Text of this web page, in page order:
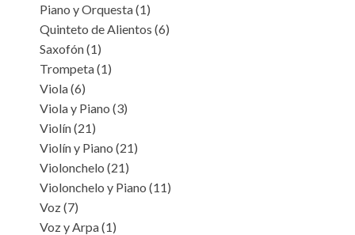
Piano y Orquesta(1)
Quinteto de Alientos (6)
Saxofón(1)
Trompeta(1)
Viola(6)
Viola y Piano (3)
Violín(21)
Violín y Piano (21)
Violonchelo (21)
Violonchelo y Piano (11)
Voz(7)
Voz y Arpa(1)